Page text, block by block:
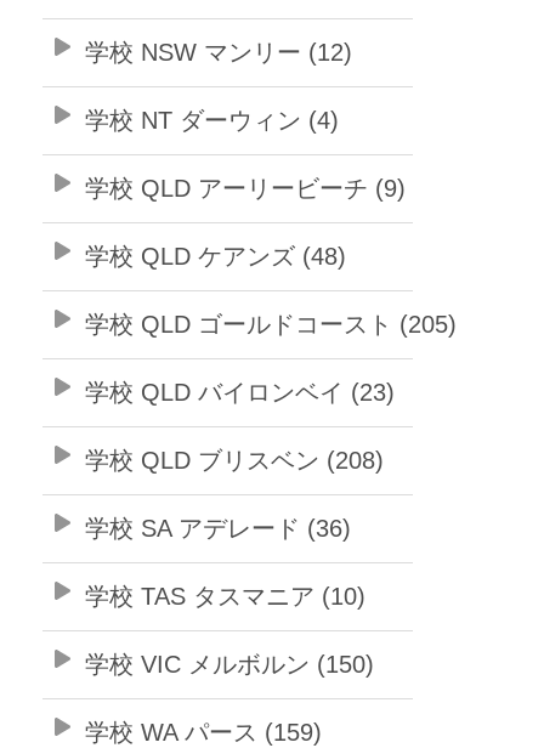
学校 NSW マンリー (12)
学校 NT ダーウィン (4)
学校 QLD アーリービーチ (9)
学校 QLD ケアンズ (48)
学校 QLD ゴールドコースト (205)
学校 QLD バイロンベイ (23)
学校 QLD ブリスベン (208)
学校 SA アデレード (36)
学校 TAS タスマニア (10)
学校 VIC メルボルン (150)
学校 WA パース (159)